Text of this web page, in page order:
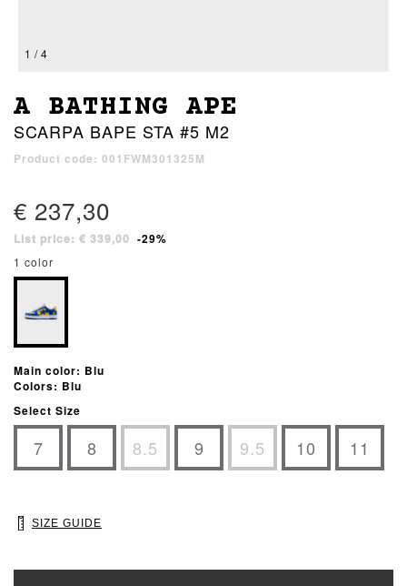
1 / 4
A BATHING APE
SCARPA BAPE STA #5 M2
Product code: 001FWM301325M
€ 237,30
List price: € 339,00 -29%
1 color
Main color: Blu
Colors: Blu
Select Size
7 8 8.5 9 9.5 10 11
SIZE GUIDE